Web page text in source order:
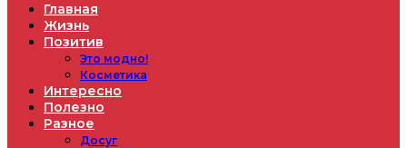
Главная
Жизнь
Позитив
Это модно!
Косметика
Интересно
Полезно
Разное
Досуг